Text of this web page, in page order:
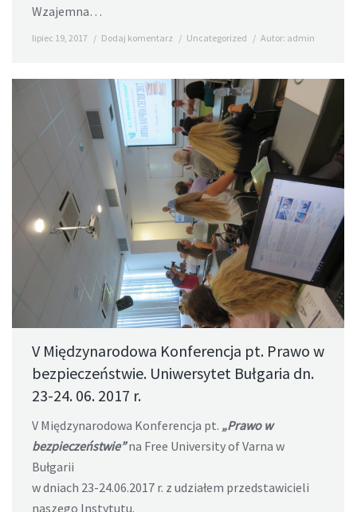
Wzajemna…
lipiec 19, 2017 Dodaj komentarz Uncategorized Autor: admin
V Międzynarodowa Konferencja pt. Prawo w
bezpieczeństwie. Uniwersytet Bułgaria dn.
23-24. 06. 2017 r.
V Międzynarodowa Konferencja pt. „Prawo w
bezpieczeństwie” na Free University of Varna w
Bułgarii
w dniach 23-24.06.2017 r. z udziałem przedstawicieli
naszego Instytutu.